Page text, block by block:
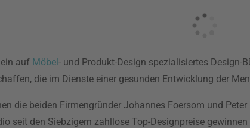
auf Möbel- und Produkt-Design spezialisiertes Design-
die im Dienste einer gesunden Entwicklung der
die beiden Firmengründer Johannes Foersom und
seit den Siebzigern zahllose Top-Designpreise